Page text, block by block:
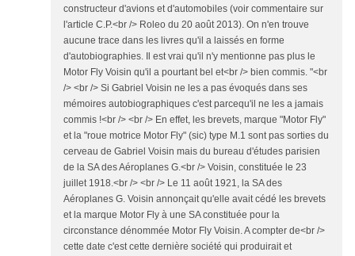
constructeur d'avions et d'automobiles (voir commentaire sur
l'article C.P.<br /> Roleo du 20 août 2013). On n'en trouve
aucune trace dans les livres qu'il a laissés en forme
d'autobiographies. Il est vrai qu'il n'y mentionne pas plus le
Motor Fly Voisin qu'il a pourtant bel et<br /> bien commis. "<br
/> <br /> Si Gabriel Voisin ne les a pas évoqués dans ses
mémoires autobiographiques c'est parcequ'il ne les a jamais
commis !<br /> <br /> En effet, les brevets, marque "Motor Fly"
et la "roue motrice Motor Fly" (sic) type M.1 sont pas sorties du
cerveau de Gabriel Voisin mais du bureau d'études parisien
de la SA des Aéroplanes G.<br /> Voisin, constituée le 23
juillet 1918.<br /> <br /> Le 11 août 1921, la SA des
Aéroplanes G. Voisin annonçait qu'elle avait cédé les brevets
et la marque Motor Fly à une SA constituée pour la
circonstance dénommée Motor Fly Voisin. A compter de<br />
cette date c'est cette dernière société qui produirait et